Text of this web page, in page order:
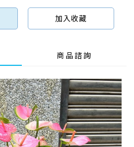
加入收藏
商品諮詢